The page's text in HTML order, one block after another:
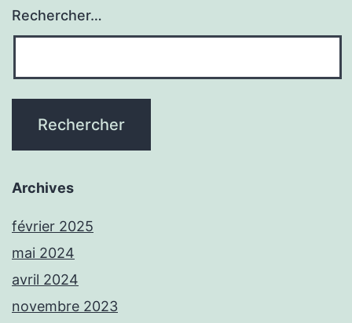
Rechercher…
Archives
février 2025
mai 2024
avril 2024
novembre 2023